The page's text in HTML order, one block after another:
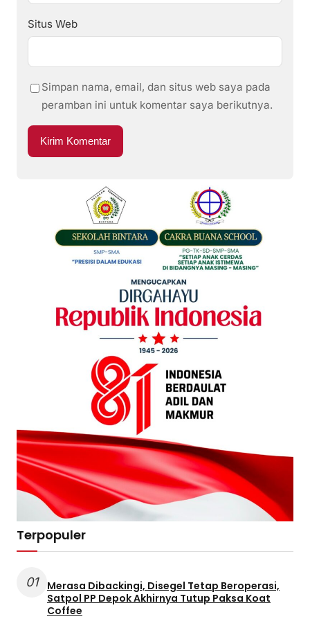
Situs Web
Simpan nama, email, dan situs web saya pada
peramban ini untuk komentar saya berikutnya.
Terpopuler
01
Merasa Dibackingi, Disegel Tetap Beroperasi,
Satpol PP Depok Akhirnya Tutup Paksa Koat
Coffee